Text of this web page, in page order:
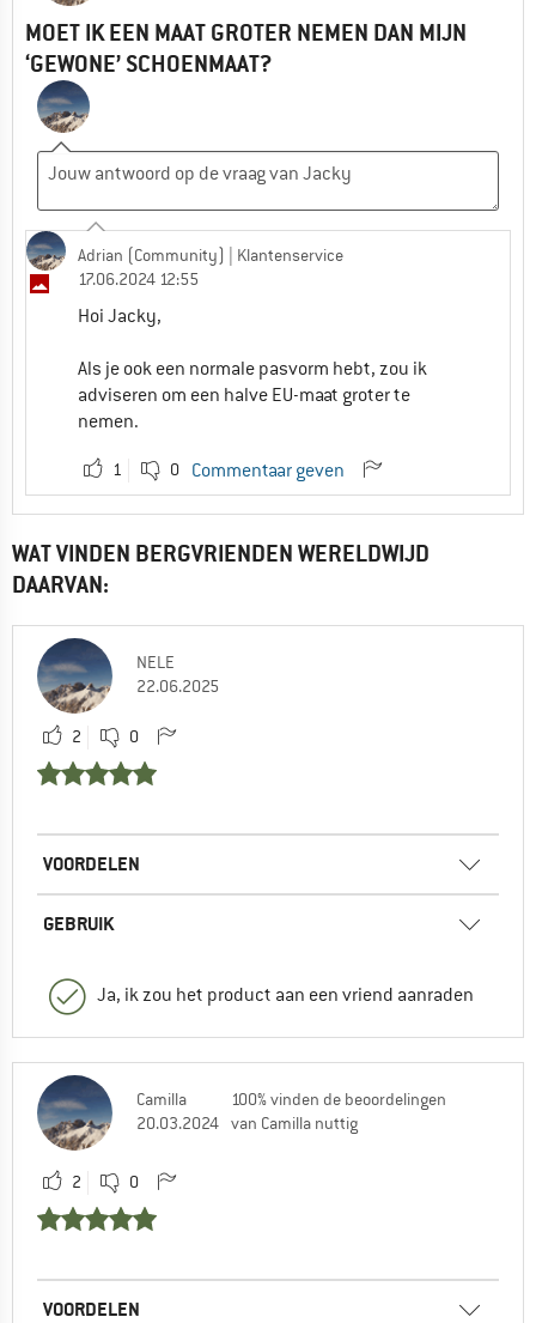
MOET IK EEN MAAT GROTER NEMEN DAN MIJN
‘GEWONE’ SCHOENMAAT?
Adrian (Community)
| Klantenservice
17.06.2024 12:55
Hoi Jacky,
Als je ook een normale pasvorm hebt, zou ik
adviseren om een halve EU-maat groter te
nemen.
1 0 Commentaar geven
WAT VINDEN BERGVRIENDEN WERELDWIJD
DAARVAN:
NELE
22.06.2025
2 0
VOORDELEN
GEBRUIK
Ja, ik zou het product aan een vriend aanraden
Camilla
20.03.2024
100% vinden de beoordelingen
van Camilla nuttig
2 0
VOORDELEN